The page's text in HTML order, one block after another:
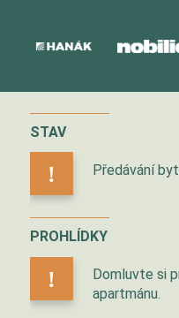
STAV
! Předávání
PROHLÍDKY
!
Domluvte si
apartmánu.